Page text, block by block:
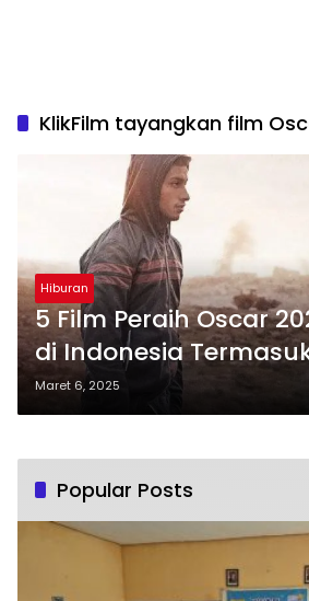
KlikFilm tayangkan film
Hiburan
5 Film Peraih Oscar
di Indonesia
Land
Maret 6, 2025
Popular Posts